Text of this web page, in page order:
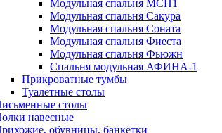
Модульная спальня МСП1
Модульная спальня Сакура
Модульная спальня Соната
Модульная спальня Фиеста
Модульная спальня Фьюжн
Спальня модульная АФИНА-1
Прикроватные тумбы
Туалетные столы
столы
навесные
обувницы, банкетки